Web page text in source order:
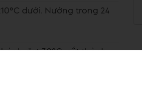
dưới. Nướng trong 24
đạt 30°C, cắt thành